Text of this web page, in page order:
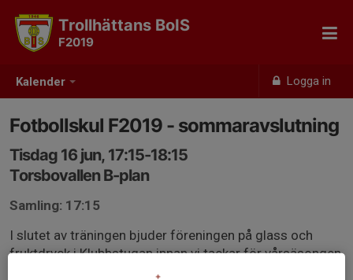
Kalender Logga in
Trollhättans BoIS
F2019
Fotbollskul F2019 - sommaravslutning
Tisdag 16 jun, 17:15-18:15
Torsbovallen B-plan
Samling: 17:15
I slutet av träningen bjuder föreningen på glass och
fruktdryck i Klubbstugan innan vi tackar för vårsäsongen
och önskar glad sommar!